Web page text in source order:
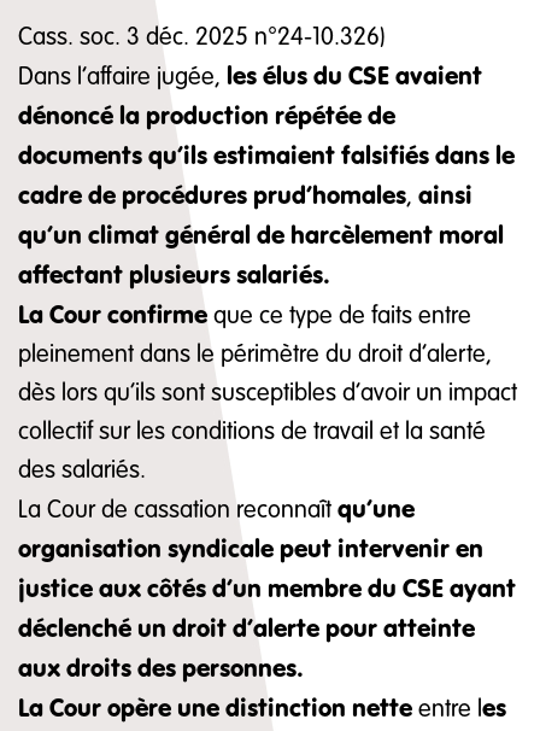
Cass. soc. 3 déc. 2025 n°24-10.326)
Dans l’affaire jugée, les élus du CSE avaient
dénoncé la production répétée de
documents qu’ils estimaient falsifiés dans le
cadre de procédures prud’homales, ainsi
qu’un climat général de harcèlement moral
affectant plusieurs salariés.
La Cour confirme que ce type de faits entre
pleinement dans le périmètre du droit d’alerte,
dès lors qu’ils sont susceptibles d’avoir un impact
collectif sur les conditions de travail et la santé
des salariés.
La Cour de cassation reconnaît qu’une
organisation syndicale peut intervenir en
justice aux côtés d’un membre du CSE ayant
déclenché un droit d’alerte pour atteinte
aux droits des personnes.
La Cour opère une distinction nette entre les